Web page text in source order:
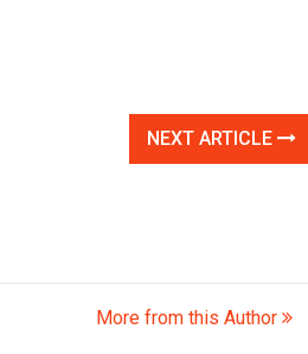
NEXT ARTICLE
More from this Author